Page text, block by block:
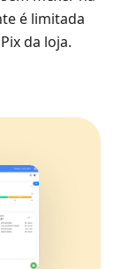
é limitada
da loja.